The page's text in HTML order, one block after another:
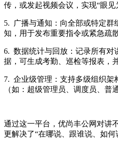
传，或发起视频会议，实现“眼见
5. 广播与通知：向全部或特定群
知，用于发布重要指令或紧急疏
6. 数据统计与回放：记录所有对
据，可生成考勤、巡检等报表，
7. 企业级管理：支持多级组织架
（如：超级管理员、调度员、普
通过这一平台，优尚丰公网对讲
更解决了“在哪说、跟谁说、如何